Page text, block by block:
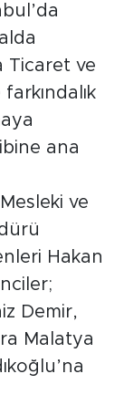
Ticaret ve
ana
ve
Hakan
Demir,
Malatya